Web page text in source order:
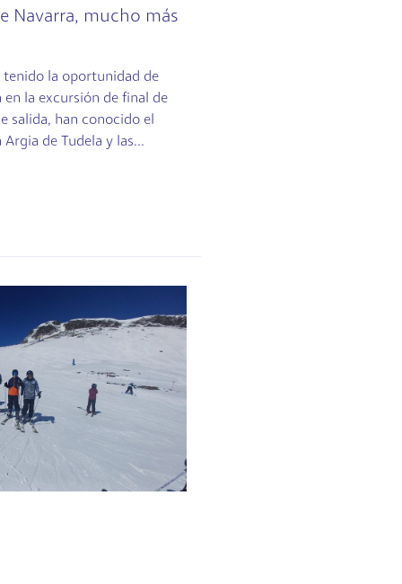
Navarra, mucho más
tenido la oportunidad de
la excursión de final de
salida, han conocido el
de Tudela y las...